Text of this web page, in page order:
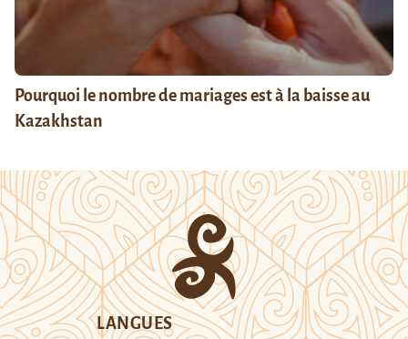
Pourquoi le nombre de mariages est à la baisse au
Kazakhstan
LANGUES